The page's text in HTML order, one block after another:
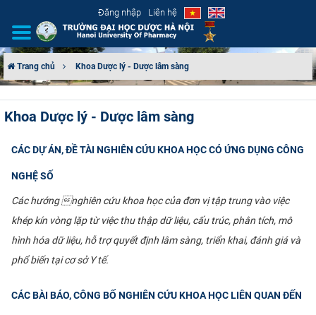
Đăng nhập Liên hệ
CƠ CẤU TỔ CHỨC
ĐÀO TẠO
ĐẢM BẢO CHẤT LƯỢNG
KHOA HỌC CÔNG NGHỆ
HTQT
Trang chủ Khoa Dược lý - Dược lâm sàng
Khoa Dược lý - Dược lâm sàng
CÁC DỰ ÁN, ĐỀ TÀI NGHIÊN CỨU KHOA HỌC CÓ ỨNG DỤNG CÔNG
NGHỆ SỐ
Các hướng nghiên cứu khoa học của đơn vị tập trung vào việc
khép kín vòng lặp từ việc thu thập dữ liệu, cấu trúc, phân tích, mô
hình hóa dữ liệu, hỗ trợ quyết định lâm sàng, triển khai, đánh giá và
phổ biến tại cơ sở Y tế.
CÁC BÀI BÁO, CÔNG BỐ NGHIÊN CỨU KHOA HỌC LIÊN QUAN ĐẾN